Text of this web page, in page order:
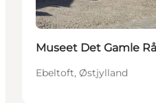
Museet Det Gamle
Ebeltoft, Østjylland